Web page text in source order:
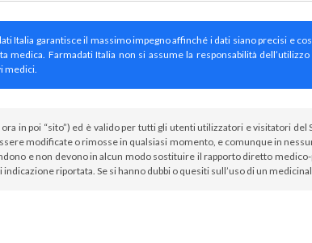
Italia garantisce il massimo impegno affinché i dati siano precisi e
Farmadati Italia non si assume la responsabilità
medici.
ora in poi “sito”) ed è valido per tutti gli utenti utilizzatori e visitatori del
modificate o rimosse in qualsiasi momento, e comunque in
e non devono in alcun modo sostituire il rapporto diretto
riportata. Se si hanno dubbi o quesiti sull’uso di un